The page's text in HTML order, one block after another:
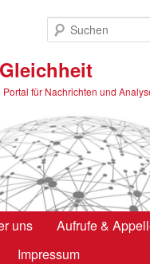
für Nachrichten und
uns
Aufrufe &
Impressum